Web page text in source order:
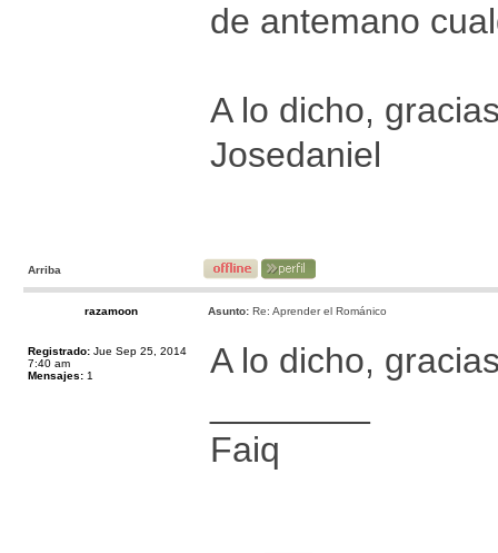
de antemano
A lo dicho,
Josedaniel
Arriba
razamoon Asunto: Re: Aprender el Románico
Registrado: Jue Sep 25, 2014
7:40 am
Mensajes: 1
A lo dicho,
Faiq